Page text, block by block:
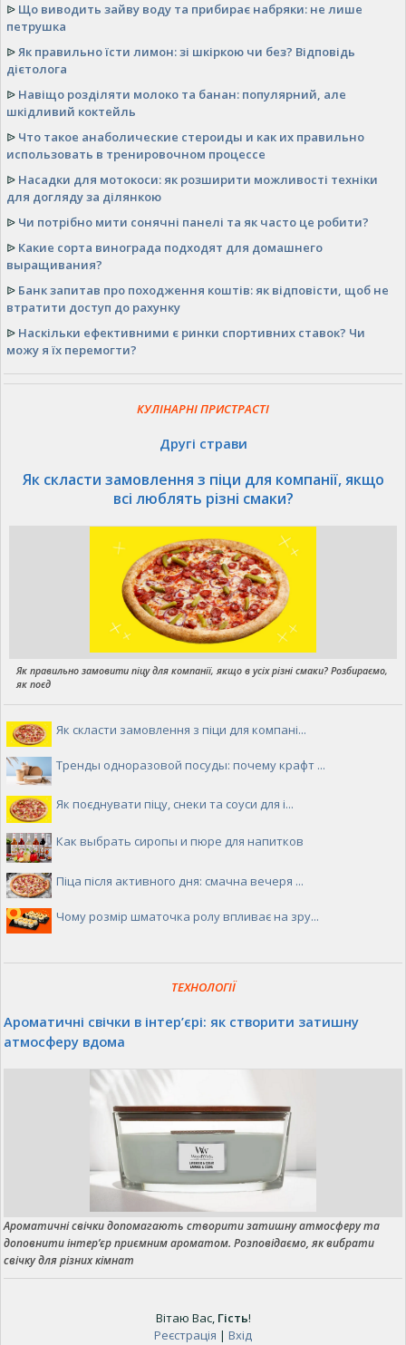
ᐉ Що виводить зайву воду та прибирає набряки: не лише
петрушка
ᐉЯк правильно їсти лимон: зі шкіркою чи без? Відповідь
дієтолога
ᐉ Навіщо розділяти молоко та банан: популярний, але
шкідливий коктейль
ᐉ Что такое анаболические стероиды и как их правильно
использовать в тренировочном процессе
ᐉ Насадки для мотокоси: як розширити можливості техніки
для догляду за ділянкою
ᐉ Чи потрібно мити сонячні панелі та як часто це робити?
ᐉ Какие сорта винограда подходят для домашнего
выращивания?
ᐉ Банк запитав про походження коштів: як відповісти, щоб не
втратити доступ до рахунку
ᐉ Наскільки ефективними є ринки спортивних ставок? Чи
можу я їх перемогти?
КУЛІНАРНІ ПРИСТРАСТІ
Другі страви
Як скласти замовлення з піци для компанії, якщо
всі люблять різні смаки?
Як правильно замовити піцу для компанії, якщо в усіх різні смаки? Розбираємо,
як поєд
Як скласти замовлення з піци для компані...
Тренды одноразовой посуды: почему крафт ...
Як поєднувати піцу, снеки та соуси для і...
Как выбрать сиропы и пюре для напитков
Піца після активного дня: смачна вечеря ...
Чому розмір шматочка ролу впливає на зру...
ТЕХНОЛОГІЇ
Ароматичні свічки в інтер’єрі: як створити затишну
атмосферу вдома
Ароматичні свічки допомагають створити затишну атмосферу та
доповнити інтер’єр приємним ароматом. Розповідаємо, як вибрати
свічку для різних кімнат
Вітаю Вас, Гість!
Реєстрація | Вхід